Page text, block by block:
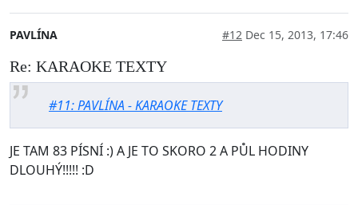
PAVLÍNA #12 Dec 15, 2013, 17:46
Re: KARAOKE TEXTY
#11: PAVLÍNA - KARAOKE TEXTY
JE TAM 83 PÍSNÍ :) A JE TO SKORO 2 A PŮL HODINY
DLOUHÝ!!!!! :D